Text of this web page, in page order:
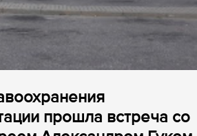
прошла встреча со